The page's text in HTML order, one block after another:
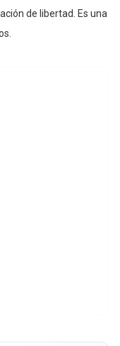
de libertad. Es una